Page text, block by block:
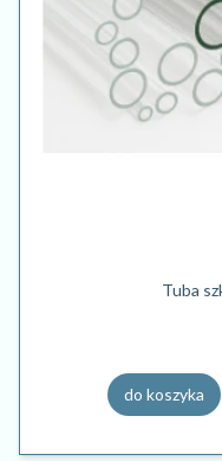
Tuba
do koszyka